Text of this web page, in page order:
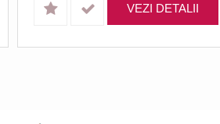
VEZI DETALII